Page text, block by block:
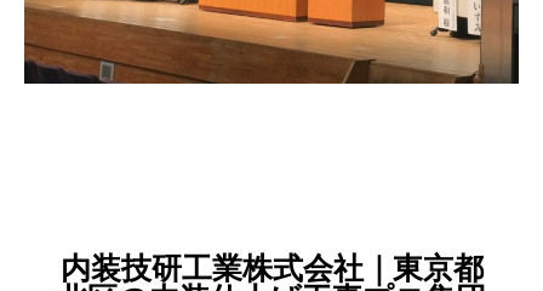
内装技研工業株式会社｜東京都